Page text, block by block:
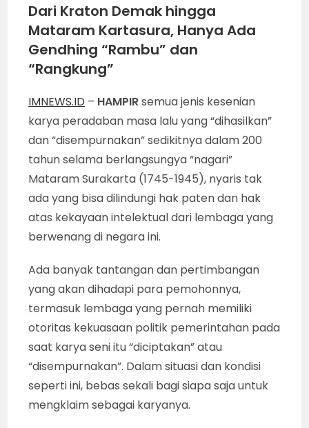
Dari Kraton Demak hingga
Mataram Kartasura, Hanya Ada
Gendhing “Rambu” dan
“Rangkung”
IMNEWS.ID – HAMPIRsemua jenis kesenian
karya peradaban masa lalu yang “dihasilkan”
dan “disempurnakan” sedikitnya dalam 200
tahun selama berlangsungya “nagari”
Mataram Surakarta (1745-1945), nyaris tak
ada yang bisa dilindungi hak paten dan hak
atas kekayaan intelektual dari lembaga yang
berwenang di negara ini.
Ada banyak tantangan dan pertimbangan
yang akan dihadapi para pemohonnya,
termasuk lembaga yang pernah memiliki
otoritas kekuasaan politik pemerintahan pada
saat karya seni itu “diciptakan” atau
“disempurnakan”. Dalam situasi dan kondisi
seperti ini, bebas sekali bagi siapa saja untuk
mengklaim sebagai karyanya.